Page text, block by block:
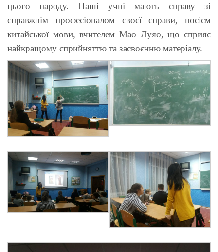
цього народу. Наші учні мають справу зі
справжнім професіоналом своєї справи, носієм
китайської мови, вчителем Мао Луяо, що сприяє
найкращому сприйняттю та засвоєнню матеріалу.